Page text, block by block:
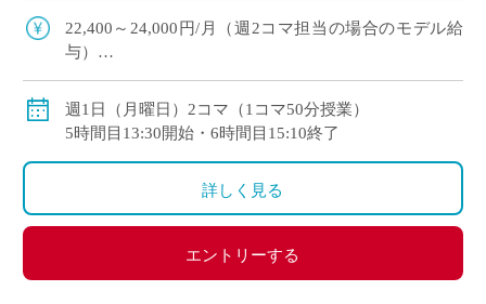
やテスト作成ではご自身のアイデア […]
22,400～24,000円/月（週2コマ担当の場合のモデル給
与）
◇ご経験年数により決定
◇交通費全額支給
週1日（月曜日）2コマ（1コマ50分授業）
5時間目13:30開始・6時間目15:10終了
詳しく見る
エントリーする